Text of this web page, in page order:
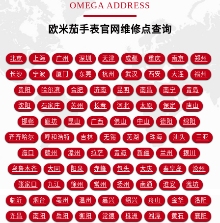
福建省龙岩市新罗区九一南路售后服务中心（需提前预约）
福建省南平市建阳区人民西路售后服务中心（需提前预约）
福建省宁德市蕉城区天湖东路售后服务中心（需提前预约）
福建省莆田市城厢区霞林街道荔华东大道售后服务中心（需提前预约）
福建省三明市三元区东乾二路售后服务中心（需提前预约）
福建省漳州市龙文区步港路售后服务中心（需提前预约）
江苏省常州市新北区龙锦路1590号现代传媒中心5号楼10层1008室售后服务中心（需提前预约）
江苏省淮安市清江浦区淮海北路售后服务中心（需提前预约）
江苏省连云港市海州区通灌北路售后服务中心（需提前预约）
江苏省南京市秦淮区中山南路1号南京中心22层22-C1-C3室售后服务中心（需提前预约）
江苏省宿迁市宿城区西湖路售后服务中心（需提前预约）
江苏省泰州市海陵区永定东路399号置地商务中心东塔（华润万象城）17层1706室售后服务中心（需提前预约）
OMEGA ADDRESS
欧米茄手表官网维修点查询
北京 上海 广州 深圳 天津 成都 重庆 南京 郑州
长沙 宁波 厦门 东莞 杭州 武汉 西安 大连 福州
贵阳 哈尔滨 合肥 济南 昆明 南昌 南宁 青岛
沈阳 石家庄 苏州 长春 河北 太原 保定 唐山
邯郸 廊坊 昆山 广西 佛山 中山 德阳 绵阳
齐齐哈尔 呼和浩特 吉林 无锡 芜湖 珠海 汕头 三亚
海口 赣州 漳州 拉萨 青海 新疆 兰州 银川
乌鲁木齐 大同 阳泉 赤峰 包头 大庆 秦皇岛 沧州
张家口 九江 徐州 常州 扬州 南通 淮安 潍坊
临沂 烟台 亳州 温州 嘉兴 绍兴 舟山 金华 洛阳
许昌 南阳 岳阳 衡阳 常德 株洲 湘潭 黄石 襄阳